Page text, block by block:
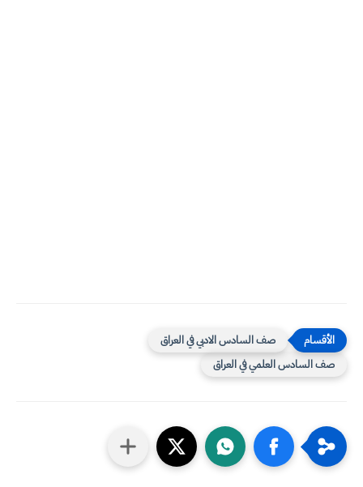
صف السادس الادبي في العراق
صف السادس العلمي في العراق